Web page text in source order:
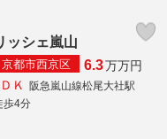
ッシェ嵐山
京都市西京区 6.3万万円
Ｋ 阪急嵐山線松尾大社駅
歩4分